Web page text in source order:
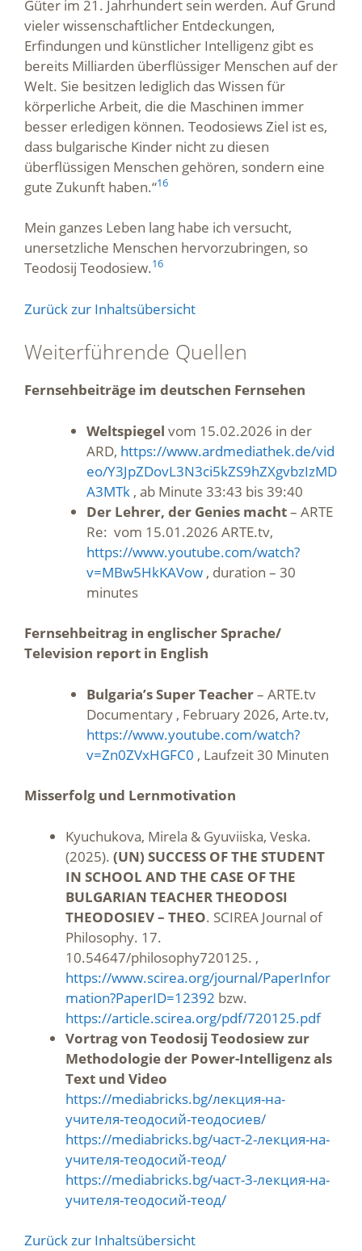
Güter im 21. Jahrhundert sein werden. Auf Grund
vieler wissenschaftlicher Entdeckungen,
Erfindungen und künstlicher Intelligenz gibt es
bereits Milliarden überflüssiger Menschen auf der
Welt. Sie besitzen lediglich das Wissen für
körperliche Arbeit, die die Maschinen immer
besser erledigen können. Teodosiews Ziel ist es,
dass bulgarische Kinder nicht zu diesen
überflüssigen Menschen gehören, sondern eine
gute Zukunft haben.“16
Mein ganzes Leben lang habe ich versucht,
unersetzliche Menschen hervorzubringen, so
Teodosij Teodosiew.16
Zurück zur Inhaltsübersicht
Weiterführende Quellen
Fernsehbeiträge im deutschen Fernsehen
Weltspiegel vom 15.02.2026 in der
ARD, https://www.ardmediathek.de/vid
eo/Y3JpZDovL3N3ci5kZS9hZXgvbzIzMD
A3MTk, ab Minute 33:43 bis 39:40
Der Lehrer, der Genies macht– ARTE
Re: vom 15.01.2026 ARTE.tv,
https://www.youtube.com/watch?
v=MBw5HkKAVow, duration – 30
minutes
Fernsehbeitrag in englischer Sprache/
Television report in English
Bulgaria’s Super Teacher– ARTE.tv
Documentary , February 2026, Arte.tv,
https://www.youtube.com/watch?
v=Zn0ZVxHGFC0 , Laufzeit 30 Minuten
Misserfolg und Lernmotivation
Kyuchukova, Mirela & Gyuviiska, Veska.
(2025). (UN) SUCCESS OF THE STUDENT
IN SCHOOL AND THE CASE OF THE
BULGARIAN TEACHER THEODOSI
THEODOSIEV – THEO. SCIREA Journal of
Philosophy. 17.
10.54647/philosophy720125. ,
https://www.scirea.org/journal/PaperInfor
mation?PaperID=12392 bzw.
https://article.scirea.org/pdf/720125.pdf
Vortrag von Teodosij Teodosiew zur
Methodologie der Power-Intelligenz als
Text und Video
https://mediabricks.bg/лекция-на-
учителя-теодосий-теодосиев/
https://mediabricks.bg/част-2-лекция-на-
учителя-теодосий-теод/
https://mediabricks.bg/част-3-лекция-на-
учителя-теодосий-теод/
Zurück zur Inhaltsübersicht